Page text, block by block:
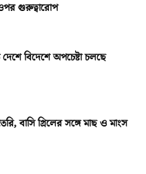
গুরুত্বারোপ
বিদেশে অপচেষ্টা চলছে
বাসি গ্রিলের সঙ্গে মাছ ও মাংস